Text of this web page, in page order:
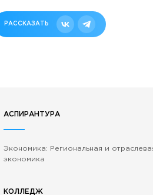
РАССКАЗАТЬ
АСПИРАНТУРА
Экономика: Региональная и
экономика
КОЛЛЕДЖ